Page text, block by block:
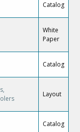
Catalog
White
Paper
Catalog
Layout
Catalog